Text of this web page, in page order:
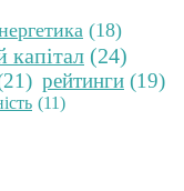
(18)
капітал (24)
рейтинги (19)
(11)